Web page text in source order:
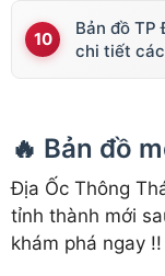
Bản đồ
chi tiết
🔥 Bản đồ
Địa Ốc Thông
tỉnh thành mới
khám phá ngay !!